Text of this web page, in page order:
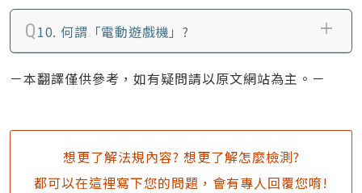
10. 何謂「電動遊戲機」?
－本翻譯僅供參考，如有疑問請以原文網站為主。－
想更了解法規內容? 想更了解怎麼檢測?
都可以在這裡寫下您的問題，會有專人回覆您唷!